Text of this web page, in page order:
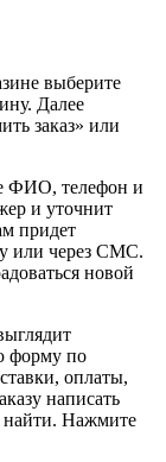
выберите
Далее
заказ» или
ФИО, телефон и
и уточнит
придет
или через СМС.
новой
форму по
оплаты,
написать
найти. Нажмите